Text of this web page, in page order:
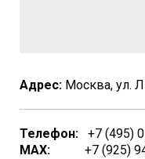
Адрес: Москва, ул.
Телефон: +7 (495)
MAX: +7 (925)